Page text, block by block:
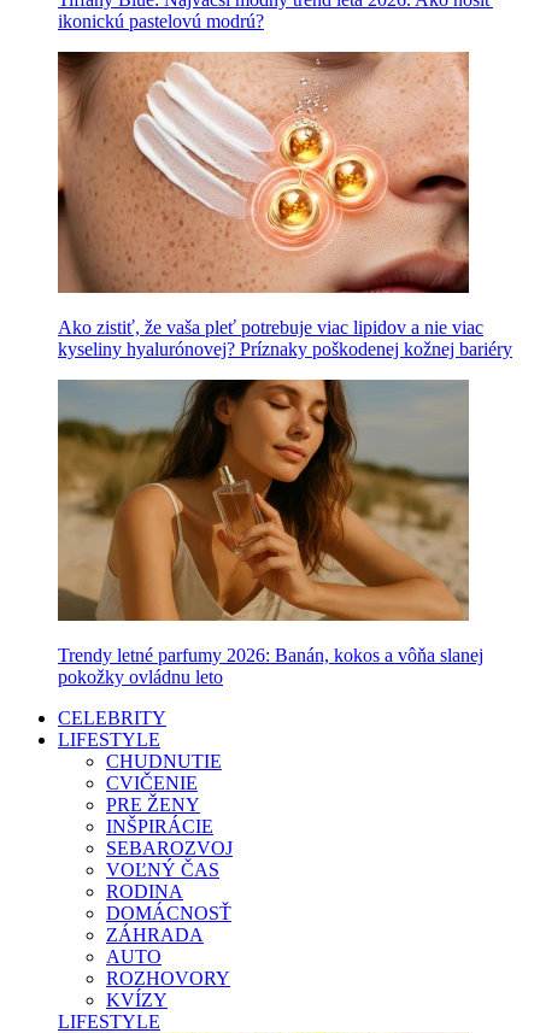
ikonickú pastelovú modrú?
Ako zistiť, že vaša pleť potrebuje viac lipidov a nie viac
kyseliny hyalurónovej? Príznaky poškodenej kožnej bariéry
Trendy letné parfumy 2026: Banán, kokos a vôňa slanej
pokožky ovládnu leto
CELEBRITY
LIFESTYLE
CHUDNUTIE
CVIČENIE
PRE ŽENY
INŠPIRÁCIE
SEBAROZVOJ
VOĽNÝ ČAS
RODINA
DOMÁCNOSŤ
ZÁHRADA
AUTO
ROZHOVORY
KVÍZY
LIFESTYLE